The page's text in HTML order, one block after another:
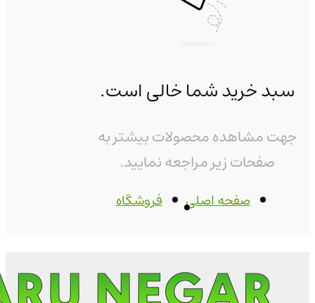
سبد خرید شما خالی است.
جهت مشاهده محصولات بیشتر به
صفحات زیر مراجعه نمایید.
صفحه اصلی فروشگاه